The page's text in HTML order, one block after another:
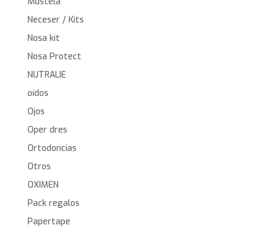
Neceser / Kits
Nosa kit
Nosa Protect
NUTRALIE
oídos
Ojos
Oper dres
Ortodoncias
Otros
OXIMEN
Pack regalos
Papertape